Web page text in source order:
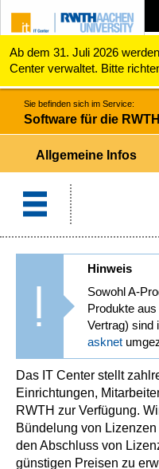
ZUM INHALTSBEREICH
ZUR HAUPTNAVIGATION
ZUR SUCHE
Ab dem 31. Juli 2026
Center verwaltet. Bitte
zu den Zoom-Lizenzen
servicedesk@itc.rwth-
Software für die
Sie befinden sich im Service:
Software für die
Allgemeine Infos
Hinweis
Sowohl A-
Produkte
Vertrag) sind
asknet
Das IT Center stellt
Einrichtungen,
RWTH zur Verfügung.
Bündelung von
den Abschluss von
günstigen Preisen zu